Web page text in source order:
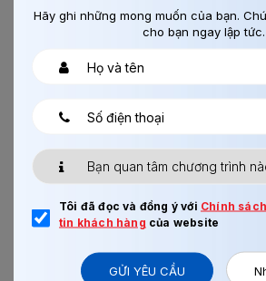
28/04/2026
HƯỚNG DẪN NHẬP CẢNH NHẬT
Hãy ghi những mong muốn của bạn.
cho bạn ngay lập tức.
Tôi đã đọc và đồng ý với Chính
tin khách hàng của website
GỬI YÊU CẦU